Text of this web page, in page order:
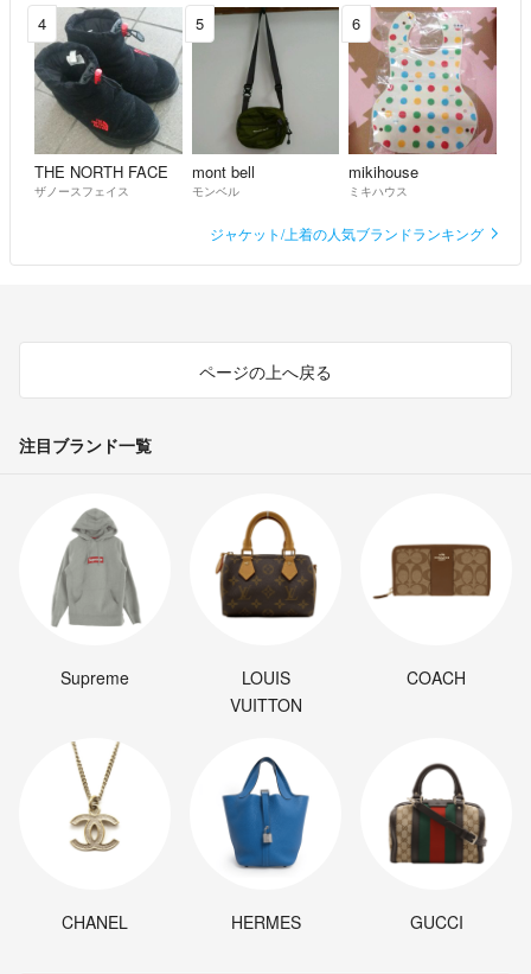
4
THE NORTH FACE
ザノースフェイス
5
mont bell
モンベル
6
mikihouse
ミキハウス
ジャケット/上着の人気ブランドランキング
ページの上へ戻る
注目ブランド一覧
Supreme
LOUIS
VUITTON
COACH
CHANEL HERMES GUCCI